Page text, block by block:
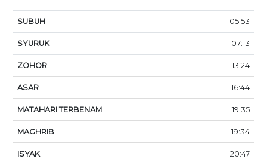
05:53
07:13
13:24
16:44
19:35
19:34
20:47